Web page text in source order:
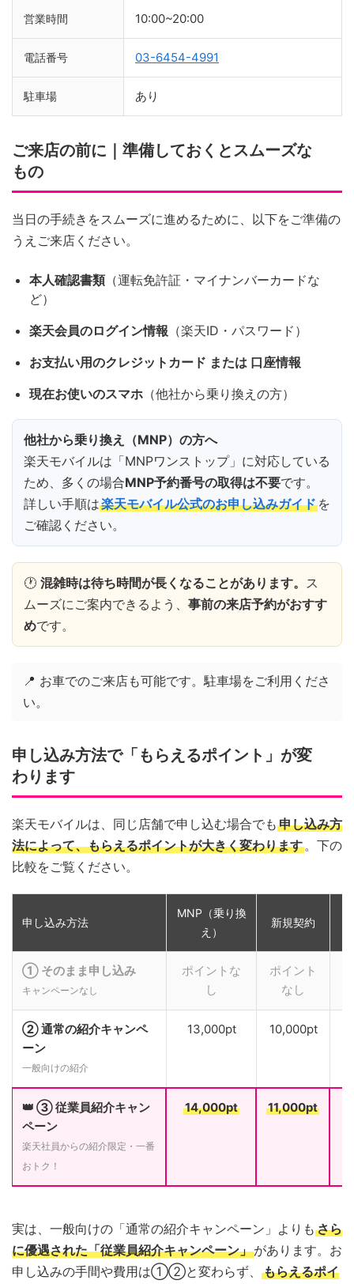
営業時間 10:00~20:00
電話番号 03-6454-4991
駐車場 あり
ご来店の前に｜準備しておくとスムーズな
もの
当日の手続きをスムーズに進めるために、以下をご準備の
うえご来店ください。
本人確認書類（運転免許証・マイナンバーカードな
ど）
楽天会員のログイン情報 （楽天ID・パスワード）
お支払い用のクレジットカード または 口座情報
現在お使いのスマホ （他社から乗り換えの方）
他社から乗り換え（MNP）の方へ
楽天モバイルは「MNPワンストップ」に対応している
ため、多くの場合MNP予約番号の取得は不要です。
詳しい手順は楽天モバイル公式のお申し込みガイド を
ご確認ください。
🕐 混雑時は待ち時間が長くなることがあります。 ス
ムーズにご案内できるよう、 事前の来店予約がおすす
めです。
📍 お車でのご来店も可能です。駐車場をご利用くださ
い。
申し込み方法で「もらえるポイント」が変
わります
楽天モバイルは、同じ店舗で申し込む場合でも 申し込み方
法によって、もらえるポイントが大きく変わります。下の
比較をご覧ください。
申し込み方法
MNP（乗り換
え）
新規契約
① そのまま申し込み
キャンペーンなし
ポイントな
し
ポイント
なし
② 通常の紹介キャンペ
ーン
一般向けの紹介
13,000pt 10,000pt
👑 ③ 従業員紹介キャン
ペーン
楽天社員からの紹介限定・一番
おトク！
14,000pt 11,000pt
実は、一般向けの「通常の紹介キャンペーン」よりも さら
に優遇された「従業員紹介キャンペーン」があります。お
申し込みの手間や費用は①②と変わらず、 もらえるポイ